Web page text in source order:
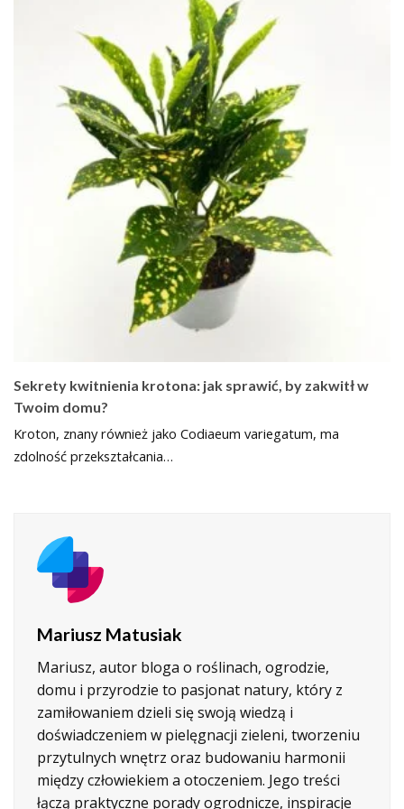
Sekrety kwitnienia krotona: jak sprawić, by zakwitł w
Twoim domu?
Kroton, znany również jako Codiaeum variegatum, ma
zdolność przekształcania…
Mariusz Matusiak
Mariusz, autor bloga o roślinach, ogrodzie,
domu i przyrodzie to pasjonat natury, który z
zamiłowaniem dzieli się swoją wiedzą i
doświadczeniem w pielęgnacji zieleni, tworzeniu
przytulnych wnętrz oraz budowaniu harmonii
między człowiekiem a otoczeniem. Jego treści
łączą praktyczne porady ogrodnicze, inspiracje